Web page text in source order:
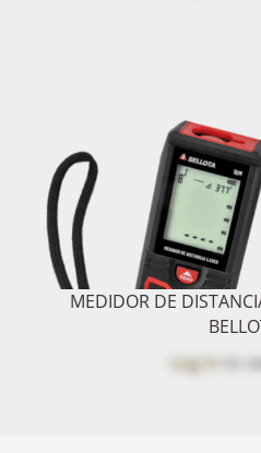
MEDIDOR DE
Log into